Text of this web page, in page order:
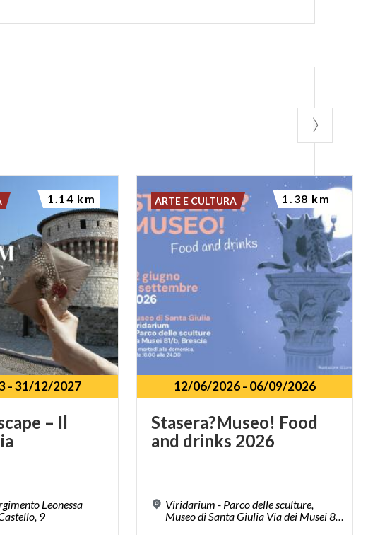
-31/12/2027
– Il
Leonessa
9
1.14 km
12/06/2026- 06/09/2026
Stasera?Museo! Food
and drinks 2026
Viridarium - Parco delle sculture,
ARTE E CULTURA 1.38 km